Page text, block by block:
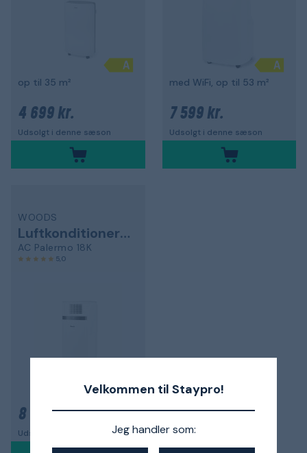
Velkommen til Staypro!
Jeg handler som:
op til 35 m²
4 699 kr.
Udsolgt i denne sæson
med WiFi, op til 53 m²
7 599 kr.
Udsolgt i denne sæson
WOODS
Luftkonditionering
AC Palermo 18K
5,0
8 637 kr.
Udsolgt i denne sæson